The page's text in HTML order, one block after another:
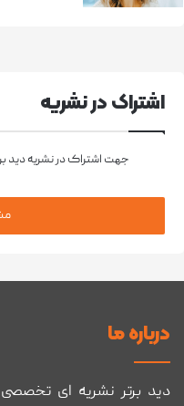
اشتراک در نشريه
جهت اشتراک در نشریه دید
درباره ما
دید برتر نشریه ای